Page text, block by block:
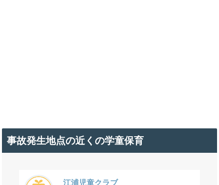
事故発生地点の近くの学童保育
江浦児童クラブ